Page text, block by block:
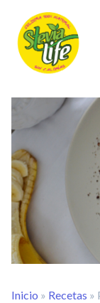
Inicio » Recetas »